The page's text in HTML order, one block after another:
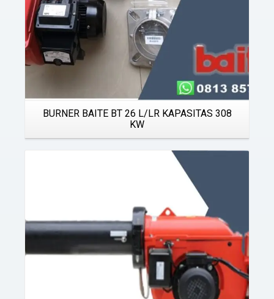
BURNER BAITE BT 26 L/LR KAPASITAS 308
KW
Details